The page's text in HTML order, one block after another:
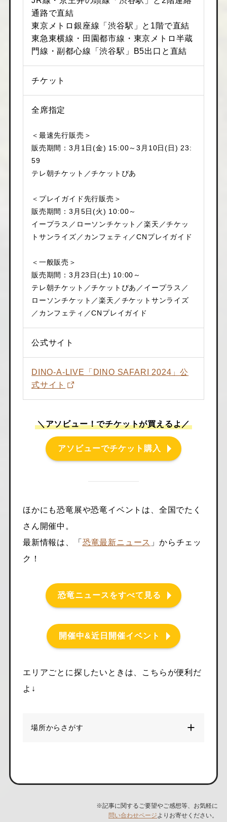
通路で直結
東京メトロ銀座線「渋谷駅」と1階で直結
東急東横線・田園都市線・東京メトロ半蔵
門線・副都心線「渋谷駅」B5出口と直結
チケット
全席指定
＜最速先行販売＞
販売期間：3月1日(金) 15:00～3月10日(日) 23:
59
テレ朝チケット／チケットぴあ
＜プレイガイド先行販売＞
販売期間：3月5日(火) 10:00～
イープラス／ローソンチケット／楽天／チケッ
トサンライズ／カンフェティ／CNプレイガイド
＜一般販売＞
販売期間：3月23日(土) 10:00～
テレ朝チケット／チケットぴあ／イープラス／
ローソンチケット／楽天／チケットサンライズ
／カンフェティ／CNプレイガイド
公式サイト
DINO-A-LIVE「DINO SAFARI 2024」公
式サイト
＼アソビュー！でチケットが買えるよ／
アソビューでチケット購入
ほかにも恐竜展や恐竜イベントは、全国でたく
さん開催中。
最新情報は、「 恐竜最新ニュース 」からチェッ
ク！
恐竜ニュースをすべて見る
開催中&近日開催イベント
エリアごとに探したいときは、こちらが便利だ
よ↓
場所からさがす
※記事に関するご要望やご感想等、お気軽に
問い合わせページよりお寄せください。